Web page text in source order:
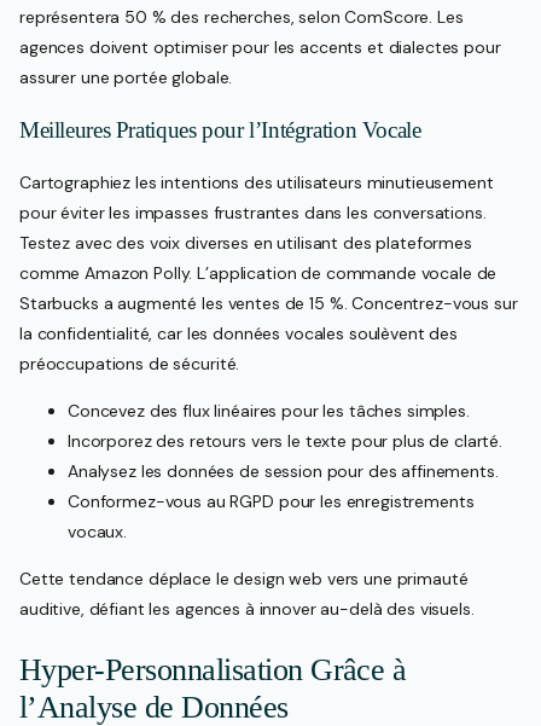
représentera 50 % des recherches, selon ComScore. Les
agences doivent optimiser pour les accents et dialectes pour
assurer une portée globale.
Meilleures Pratiques pour l’Intégration Vocale
Cartographiez les intentions des utilisateurs minutieusement
pour éviter les impasses frustrantes dans les conversations.
Testez avec des voix diverses en utilisant des plateformes
comme Amazon Polly. L’application de commande vocale de
Starbucks a augmenté les ventes de 15 %. Concentrez-vous sur
la confidentialité, car les données vocales soulèvent des
préoccupations de sécurité.
Concevez des flux linéaires pour les tâches simples.
Incorporez des retours vers le texte pour plus de clarté.
Analysez les données de session pour des affinements.
Conformez-vous au RGPD pour les enregistrements
vocaux.
Cette tendance déplace le design web vers une primauté
auditive, défiant les agences à innover au-delà des visuels.
Hyper-Personnalisation Grâce à
l’Analyse de Données